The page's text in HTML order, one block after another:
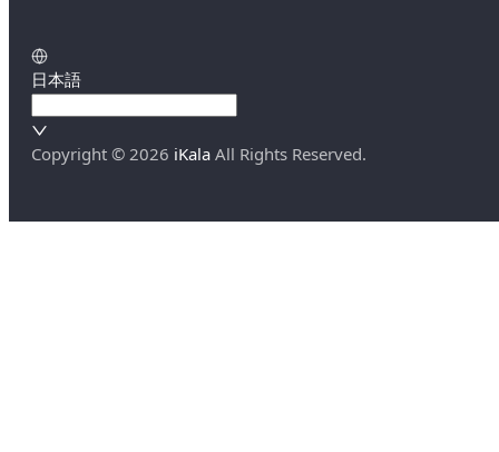
日本語
Copyright © 2026 iKala All Rights Reserved.